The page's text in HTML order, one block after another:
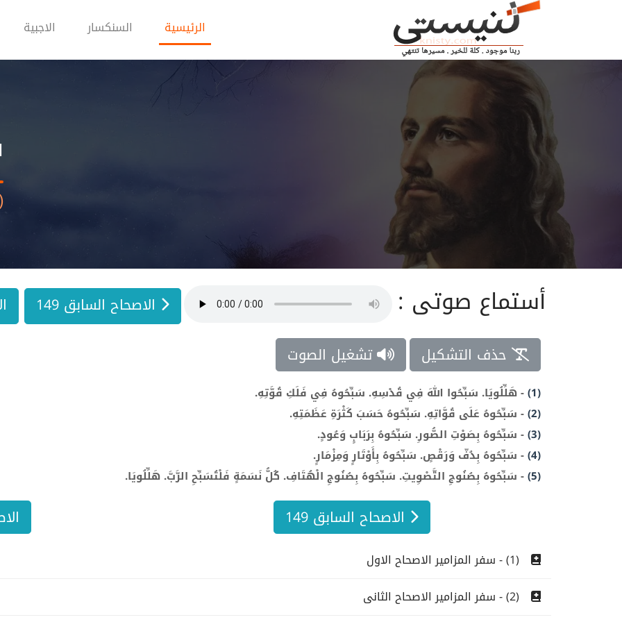
الرئيسية
(current) السنكسار الاجبية
(150) - الاصحاح المئة والخمسون
أستماع صوتى : الاصحاح السابق 149
حذف التشكيل
تشغيل الصوت
(1)
-هَلِّلُويَا. سَبِّحُوا اللهَ فِي قُدْسِهِ. سَبِّحُوهُ فِي فَلَكِ قُوَّتِهِ.
(2)
- سَبِّحُوهُ عَلَى قُوَّاتِهِ. سَبِّحُوهُ حَسَبَ كَثْرَةِ عَظَمَتِهِ.
(3)
- سَبِّحُوهُ بِصَوْتِ الصُّورِ. سَبِّحُوهُ بِرَبَابٍ وَعُودٍ.
(4)
- سَبِّحُوهُ بِدُفّ وَرَقْصٍ. سَبِّحُوهُ بِأَوْتَارٍ وَمِزْمَارٍ.
(5)
- سَبِّحُوهُ بِصُنُوجِ التَّصْوِيتِ. سَبِّحُوهُ بِصُنُوجِ الْهُتَافِ. كُلُّ نَسَمَةٍ فَلْتُسَبِّحِ الرَّبَّ. هَلِّلُويَا.
الاصحاح السابق 149
(1) - سفر المزامير الاصحاح الاول
(2) - سفر المزامير الاصحاح الثانى